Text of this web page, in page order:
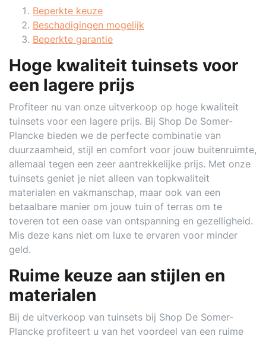
Beperkte keuze
Beschadigingen mogelijk
Beperkte garantie
Hoge kwaliteit tuinsets voor
een lagere prijs
Profiteer nu van onze uitverkoop op hoge kwaliteit
tuinsets voor een lagere prijs. Bij Shop De Somer-
Plancke bieden we de perfecte combinatie van
duurzaamheid, stijl en comfort voor jouw buitenruimte,
allemaal tegen een zeer aantrekkelijke prijs. Met onze
tuinsets geniet je niet alleen van topkwaliteit
materialen en vakmanschap, maar ook van een
betaalbare manier om jouw tuin of terras om te
toveren tot een oase van ontspanning en gezelligheid.
Mis deze kans niet om luxe te ervaren voor minder
geld.
Ruime keuze aan stijlen en
materialen
Bij de uitverkoop van tuinsets bij Shop De Somer-
Plancke profiteert u van het voordeel van een ruime